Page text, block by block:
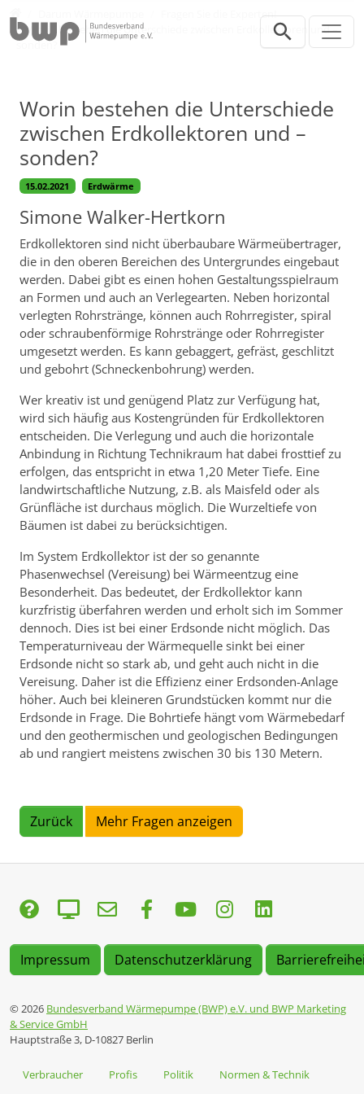
Fragen Sie die Experten!
Worin bestehen die Unterschiede zwischen Erdkollektoren und –
sonden?
Worin bestehen die Unterschiede
zwischen Erdkollektoren und –
sonden?
15.02.2021 Erdwärme
Simone Walker-Hertkorn
Erdkollektoren sind nicht überbaubare Wärmeübertrager,
die in den oberen Bereichen des Untergrundes eingebaut
werden. Dabei gibt es einen hohen Gestaltungsspielraum
an Formen und auch an Verlegearten. Neben horizontal
verlegten Rohrstränge, können auch Rohrregister, spiral
oder schraubenförmige Rohrstränge oder Rohrregister
umgesetzt werden. Es kann gebaggert, gefräst, geschlitzt
und gebohrt (Schneckenbohrung) werden.
Wer kreativ ist und genügend Platz zur Verfügung hat,
wird sich häufig aus Kostengründen für Erdkollektoren
entscheiden. Die Verlegung und auch die horizontale
Anbindung in Richtung Technikraum hat dabei frosttief zu
erfolgen, das entspricht in etwa 1,20 Meter Tiefe. Eine
landwirtschaftliche Nutzung, z.B. als Maisfeld oder als
Grünfläche ist durchaus möglich. Die Wurzeltiefe von
Bäumen ist dabei zu berücksichtigen.
Im System Erdkollektor ist der so genannte
Phasenwechsel (Vereisung) bei Wärmeentzug eine
Besonderheit. Das bedeutet, der Erdkollektor kann
kurzfristig überfahren werden und erholt sich im Sommer
dennoch. Dies ist bei einer Erdsonde nicht möglich. Das
Temperaturniveau der Wärmequelle sinkt bei einer
Erdsonde nicht so stark ab, und geht auch nicht in die
Vereisung. Daher ist die Effizienz einer Erdsonden-Anlage
höher. Auch bei kleineren Grundstücken kommt nur die
Erdsonde in Frage. Die Bohrtiefe hängt vom Wärmebedarf
und den geothermischen und geologischen Bedingungen
ab und rangiert meistens zwischen 30 bis 130 Metern.
Zurück Mehr Fragen anzeigen
Impressum Datenschutzerklärung
© 2026 Bundesverband Wärmepumpe (BWP) e.V. und BWP Marketing
& Service GmbH
Hauptstraße 3, D-10827 Berlin
Verbraucher Profis Politik Normen & Technik